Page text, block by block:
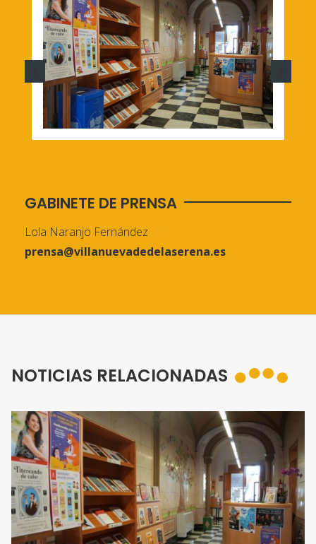
GABINETE DE PRENSA
Lola Naranjo Fernández
prensa@villanuevadedelaserena.es
NOTICIAS RELACIONADAS